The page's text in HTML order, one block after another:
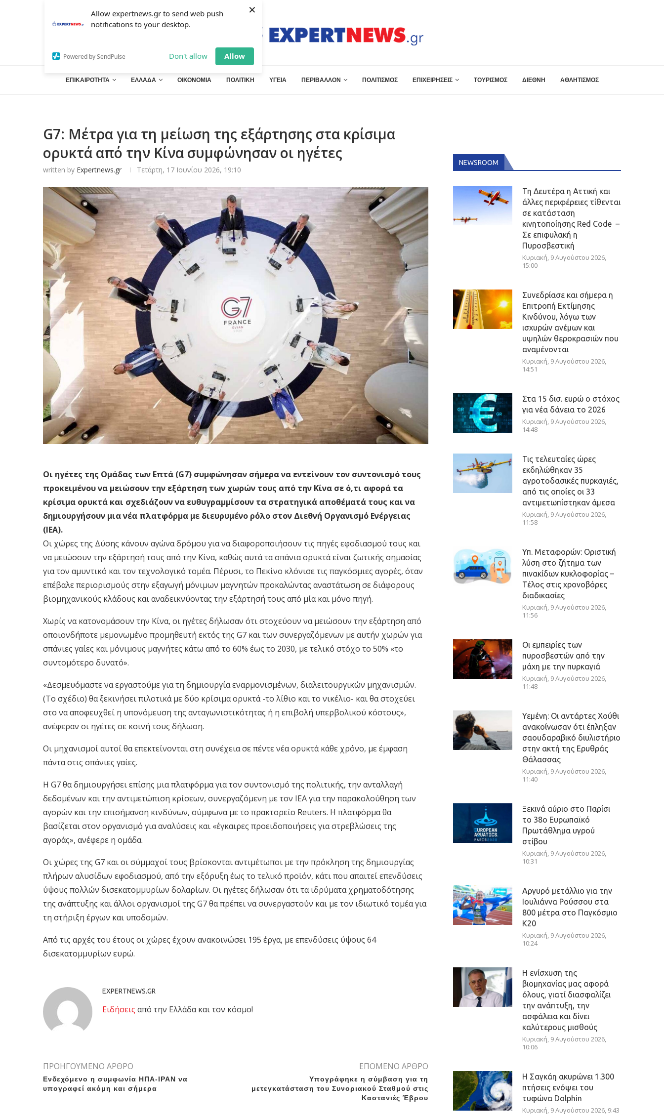
Allow expertnews.gr to send web push
notifications to your desktop.
Powered by SendPulse Don't allow Allow
×
ΕΠΙΚΑΙΡΟΤΗΤΑ ΕΛΛΑΔΑ ΟΙΚΟΝΟΜΙΑ ΠΟΛΙΤΙΚΗ ΥΓΕΙΑ ΠΕΡΙΒΑΛΛΟΝ ΠΟΛΙΤΙΣΜΟΣ ΕΠΙΧΕΙΡΗΣΕΙΣ ΤΟΥΡΙΣΜΟΣ ΔΙΕΘΝΗ ΑΘΛΗΤΙΣΜΟΣ
G7: Μέτρα για τη μείωση της εξάρτησης στα κρίσιμα
ορυκτά από την Κίνα συμφώνησαν οι ηγέτες
written by Expertnews.gr Τετάρτη, 17 Ιουνίου 2026, 19:10
Οι ηγέτες της Ομάδας των Επτά (G7) συμφώνησαν σήμερα να εντείνουν τον συντονισμό τους
προκειμένου να μειώσουν την εξάρτηση των χωρών τους από την Κίνα σε ό,τι αφορά τα
κρίσιμα ορυκτά και σχεδιάζουν να ευθυγραμμίσουν τα στρατηγικά αποθέματά τους και να
δημιουργήσουν μια νέα πλατφόρμα με διευρυμένο ρόλο στον Διεθνή Οργανισμό Ενέργειας
(ΙΕΑ).
Οι χώρες της Δύσης κάνουν αγώνα δρόμου για να διαφοροποιήσουν τις πηγές εφοδιασμού τους και
να μειώσουν την εξάρτησή τους από την Κίνα, καθώς αυτά τα σπάνια ορυκτά είναι ζωτικής σημασίας
για τον αμυντικό και τον τεχνολογικό τομέα. Πέρυσι, το Πεκίνο κλόνισε τις παγκόσμιες αγορές, όταν
επέβαλε περιορισμούς στην εξαγωγή μόνιμων μαγνητών προκαλώντας αναστάτωση σε διάφορους
βιομηχανικούς κλάδους και αναδεικνύοντας την εξάρτησή τους από μία και μόνο πηγή.
Χωρίς να κατονομάσουν την Κίνα, οι ηγέτες δήλωσαν ότι στοχεύουν να μειώσουν την εξάρτηση από
οποιονδήποτε μεμονωμένο προμηθευτή εκτός της G7 και των συνεργαζόμενων με αυτήν χωρών για
σπάνιες γαίες και μόνιμους μαγνήτες κάτω από το 60% έως το 2030, με τελικό στόχο το 50% «το
συντομότερο δυνατό».
«Δεσμευόμαστε να εργαστούμε για τη δημιουργία εναρμονισμένων, διαλειτουργικών μηχανισμών.
(Το σχέδιο) θα ξεκινήσει πιλοτικά με δύο κρίσιμα ορυκτά -το λίθιο και το νικέλιο- και θα στοχεύει
στο να αποφευχθεί η υπονόμευση της ανταγωνιστικότητας ή η επιβολή υπερβολικού κόστους»,
ανέφεραν οι ηγέτες σε κοινή τους δήλωση.
Οι μηχανισμοί αυτοί θα επεκτείνονται στη συνέχεια σε πέντε νέα ορυκτά κάθε χρόνο, με έμφαση
πάντα στις σπάνιες γαίες.
Η G7 θα δημιουργήσει επίσης μια πλατφόρμα για τον συντονισμό της πολιτικής, την ανταλλαγή
δεδομένων και την αντιμετώπιση κρίσεων, συνεργαζόμενη με τον ΙΕΑ για την παρακολούθηση των
αγορών και την επισήμανση κινδύνων, σύμφωνα με το πρακτορείο Reuters. Η πλατφόρμα θα
βασίζεται στον οργανισμό για αναλύσεις και «έγκαιρες προειδοποιήσεις για στρεβλώσεις της
αγοράς», ανέφερε η ομάδα.
Οι χώρες της G7 και οι σύμμαχοί τους βρίσκονται αντιμέτωποι με την πρόκληση της δημιουργίας
πλήρων αλυσίδων εφοδιασμού, από την εξόρυξη έως το τελικό προϊόν, κάτι που απαιτεί επενδύσεις
ύψους πολλών δισεκατομμυρίων δολαρίων. Οι ηγέτες δήλωσαν ότι τα ιδρύματα χρηματοδότησης
της ανάπτυξης και άλλοι οργανισμοί της G7 θα πρέπει να συνεργαστούν και με τον ιδιωτικό τομέα για
τη στήριξη έργων και υποδομών.
Από τις αρχές του έτους οι χώρες έχουν ανακοινώσει 195 έργα, με επενδύσεις ύψους 64
δισεκατομμυρίων ευρώ.
EXPERTNEWS.GR
Eιδήσεις από την Ελλάδα και τον κόσμο!
ΠΡΟΗΓΟΥΜΕΝΟ ΑΡΘΡΟ
Ενδεχόμενο η συμφωνία ΗΠΑ-ΙΡΑΝ να
υπογραφεί ακόμη και σήμερα
ΕΠΟΜΕΝΟ ΑΡΘΡΟ
Υπογράφηκε η σύμβαση για τη
μετεγκατάσταση του Συνοριακού Σταθμού στις
Καστανιές Έβρου
NEWSROOM
Τη Δευτέρα η Αττική και
άλλες περιφέρειες τίθενται
σε κατάσταση
κινητοποίησης Red Code –
Σε επιφυλακή η
Πυροσβεστική
Κυριακή, 9 Αυγούστου 2026,
15:00
Συνεδρίασε και σήμερα η
Επιτροπή Εκτίμησης
Κινδύνου, λόγω των
ισχυρών ανέμων και
υψηλών θεροκρασιών που
αναμένονται
Κυριακή, 9 Αυγούστου 2026,
14:51
Στα 15 δισ. ευρώ ο στόχος
για νέα δάνεια το 2026
Κυριακή, 9 Αυγούστου 2026,
14:48
Τις τελευταίες ώρες
εκδηλώθηκαν 35
αγροτοδασικές πυρκαγιές,
από τις οποίες οι 33
αντιμετωπίστηκαν άμεσα
Κυριακή, 9 Αυγούστου 2026,
11:58
Υπ. Μεταφορών: Οριστική
λύση στο ζήτημα των
πινακίδων κυκλοφορίας –
Τέλος στις χρονοβόρες
διαδικασίες
Κυριακή, 9 Αυγούστου 2026,
11:56
Οι εμπειρίες των
πυροσβεστών από την
μάχη με την πυρκαγιά
Κυριακή, 9 Αυγούστου 2026,
11:48
Υεμένη: Οι αντάρτες Χούθι
ανακοίνωσαν ότι έπληξαν
σαουδαραβικό διυλιστήριο
στην ακτή της Ερυθράς
Θάλασσας
Κυριακή, 9 Αυγούστου 2026,
11:40
Ξεκινά αύριο στο Παρίσι
το 38ο Ευρωπαϊκό
Πρωτάθλημα υγρού
στίβου
Κυριακή, 9 Αυγούστου 2026,
10:31
Αργυρό μετάλλιο για την
Ιουλιάννα Ρούσσου στα
800 μέτρα στο Παγκόσμιο
Κ20
Κυριακή, 9 Αυγούστου 2026,
10:24
Η ενίσχυση της
βιομηχανίας μας αφορά
όλους, γιατί διασφαλίζει
την ανάπτυξη, την
ασφάλεια και δίνει
καλύτερους μισθούς
Κυριακή, 9 Αυγούστου 2026,
10:06
Η Σαγκάη ακυρώνει 1.300
πτήσεις ενόψει του
τυφώνα Dolphin
Κυριακή, 9 Αυγούστου 2026, 9:43